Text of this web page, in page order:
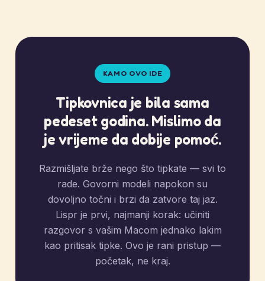
KAMO OVO IDE
Tipkovnica je bila sama
pedeset godina. Mislimo da
je vrijeme da dobije pomoć.
Razmišljate brže nego što tipkate — svi to
rade. Govorni modeli napokon su
dovoljno točni i brzi da zatvore taj jaz.
Lispr je prvi, najmanji korak: učiniti
razgovor s vašim Macom jednako lakim
kao pritisak tipke. Ovo je rani pristup —
početak, ne kraj.